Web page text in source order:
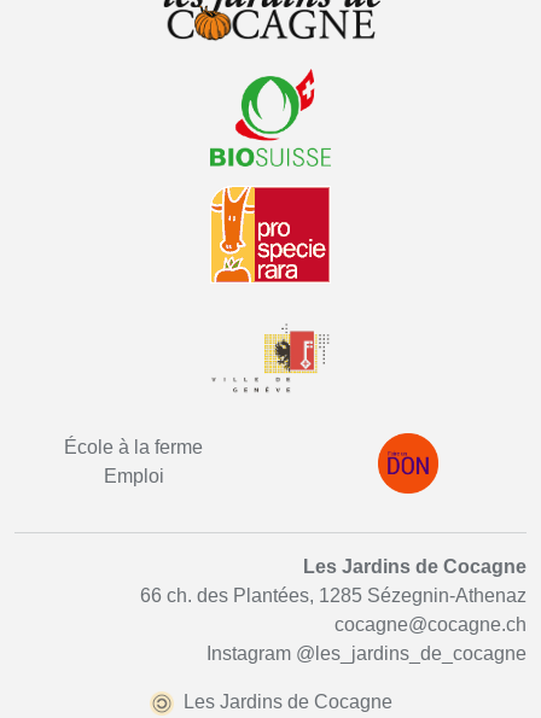
École à la ferme
Emploi
Les Jardins de Cocagne
66 ch. des Plantées, 1285 Sézegnin-Athenaz
cocagne@cocagne.ch
Instagram @les_jardins_de_cocagne
Les Jardins de Cocagne